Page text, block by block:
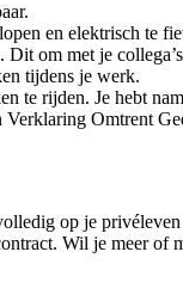
en elektrisch te
om met je
tijdens je werk.
te rijden. Je hebt
Verklaring Omtrent
op je
Wil je meer